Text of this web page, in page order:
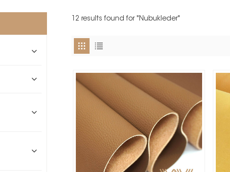
12 results found for "Nubukleder"